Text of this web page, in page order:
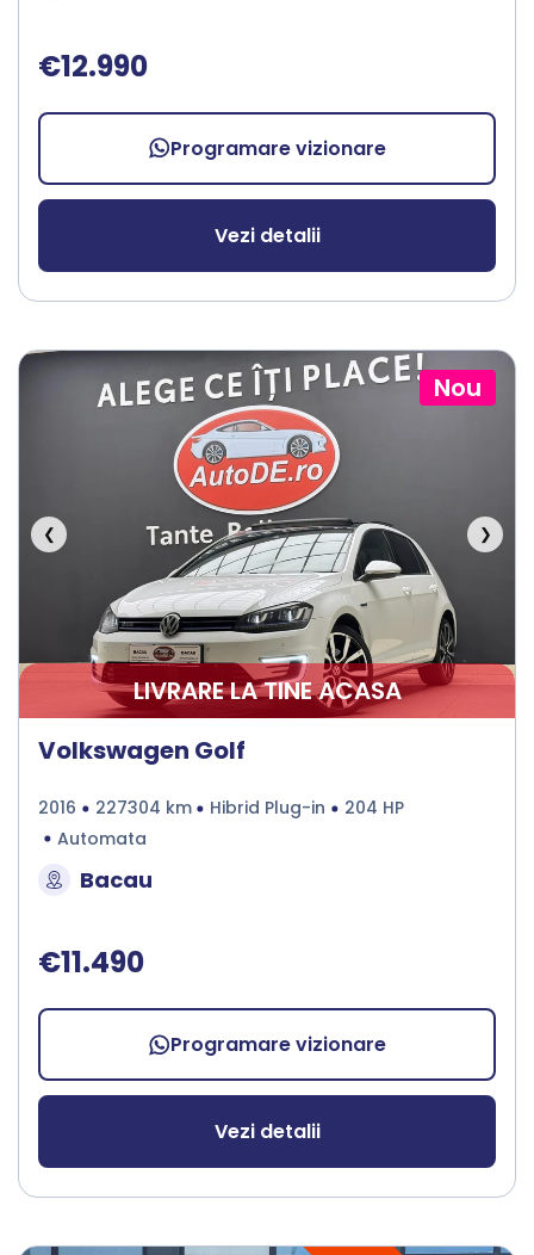
€12.990
Programare vizionare
Vezi detalii
Nou
❮ ❯
LIVRARE LA TINE ACASA
Volkswagen Golf
2016 227304 km Hibrid Plug-in
204 HP
Automata
Bacau
€11.490
Programare vizionare
Vezi detalii